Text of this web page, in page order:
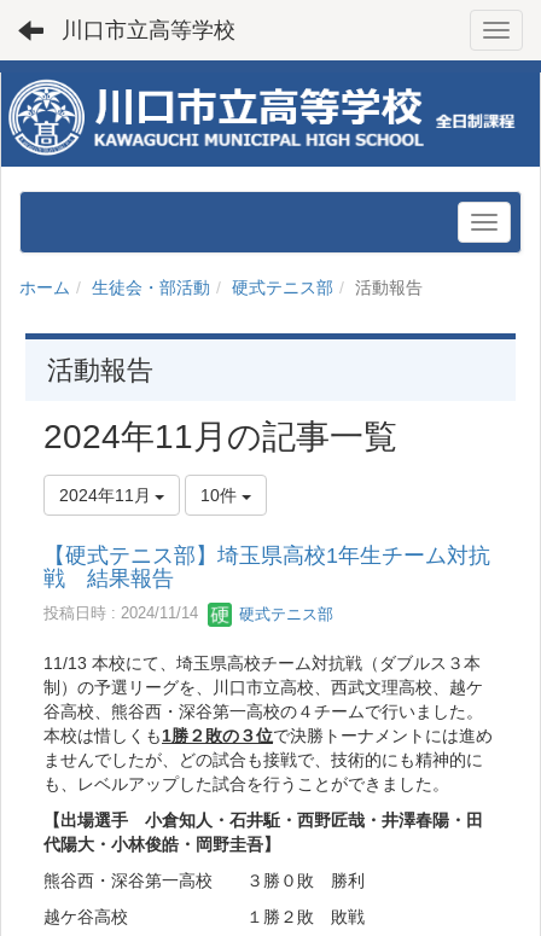
川口市立高等学校
ホーム 生徒会・部活動 硬式テニス部 活動報告
活動報告
2024年11月の記事一覧
2024年11月 10件
【硬式テニス部】埼玉県高校1年生チーム対抗
戦 結果報告
投稿日時 : 2024/11/14 硬式テニス部
11/13 本校にて、埼玉県高校チーム対抗戦（ダブルス３本
制）の予選リーグを、川口市立高校、西武文理高校、越ケ
谷高校、熊谷西・深谷第一高校の４チームで行いました。
本校は惜しくも1勝２敗の３位で決勝トーナメントには進め
ませんでしたが、どの試合も接戦で、技術的にも精神的に
も、レベルアップした試合を行うことができました。
【出場選手 小倉知人・石井駈・西野匠哉・井澤春陽・田
代陽大・小林俊皓・岡野圭吾】
熊谷西・深谷第一高校 ３勝０敗 勝利
越ケ谷高校 １勝２敗 敗戦